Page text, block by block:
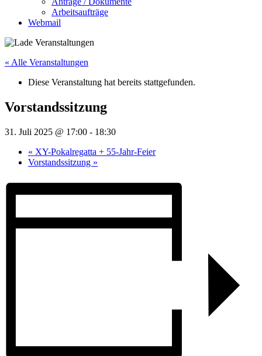
Arbeitsaufträge
Webmail
« Alle Veranstaltungen
Diese Veranstaltung hat bereits stattgefunden.
Vorstandssitzung
31. Juli 2025 @ 17:00 - 18:30
« XY-Pokalregatta + 55-Jahr-Feier
Vorstandssitzung »